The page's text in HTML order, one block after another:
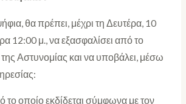
θα πρέπει, μέχρι τη Δευτέρα, 10
12:00 μ., να εξασφαλίσει από το
Αστυνομίας και να υποβάλει, μέσω
το οποίο εκδίδεται σύμφωνα με τον